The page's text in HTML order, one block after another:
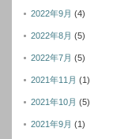
2022年9月 (4)
2022年8月 (5)
2022年7月 (5)
2021年11月 (1)
2021年10月 (5)
2021年9月 (1)